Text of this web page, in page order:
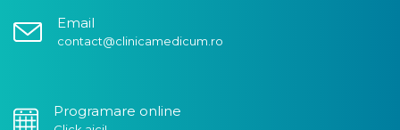
Email
contact@clinicamedicum.ro
Programare online